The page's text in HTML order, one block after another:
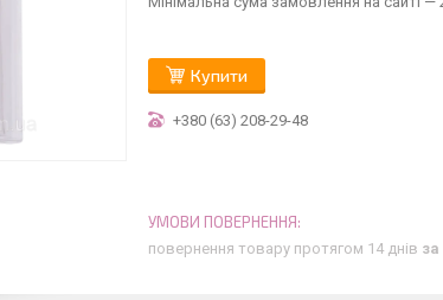
Купити
+380 (63) 208-29-48
повернення товару протягом 14 днів